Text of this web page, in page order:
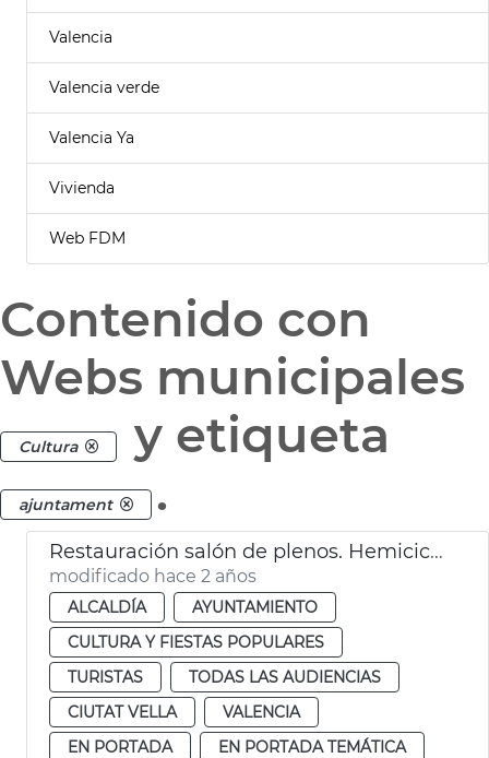
Valencia
Valencia verde
Valencia Ya
Vivienda
Web FDM
Contenido con
Webs municipales
Cultura y etiqueta
ajuntament .
Restauración salón de plenos. Hemiciclo
modificado hace 2 años
ALCALDÍA
AYUNTAMIENTO
CULTURA Y FIESTAS POPULARES
TURISTAS
TODAS LAS AUDIENCIAS
CIUTAT VELLA
VALENCIA
EN PORTADA
EN PORTADA TEMÁTICA